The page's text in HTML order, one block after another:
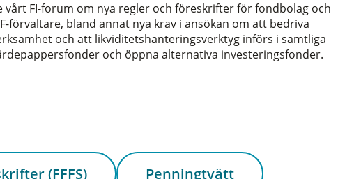
vårt FI-forum om nya regler och föreskrifter för fondbolag och
förvaltare, bland annat nya krav i ansökan om att bedriva
och att likviditetshanteringsverktyg införs i samtliga
och öppna alternativa investeringsfonder.
(FFFS) Penningtvätt